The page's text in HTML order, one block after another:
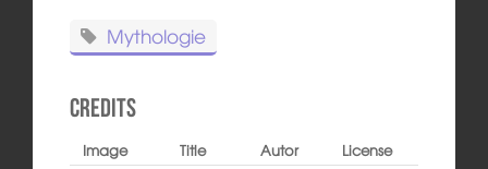
Mythologie
Credits
Image Title Autor
License